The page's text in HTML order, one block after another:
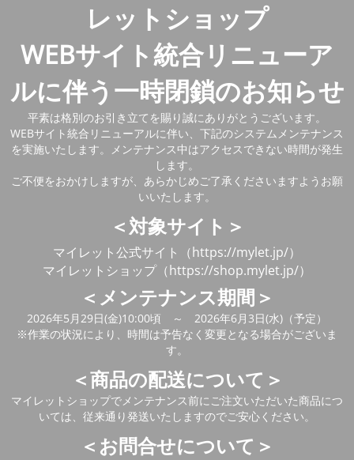
レットショップ
WEBサイト統合リニューア
ルに伴う一時閉鎖のお知らせ
平素は格別のお引き立てを賜り誠にありがとうございます。
WEBサイト統合リニューアルに伴い、下記のシステムメンテナンス
を実施いたします。メンテナンス中はアクセスできない時間が発生
します。
ご不便をおかけしますが、あらかじめご了承くださいますようお願
いいたします。
＜対象サイト＞
マイレット公式サイト（https://mylet.jp/）
マイレットショップ（https://shop.mylet.jp/）
＜メンテナンス期間＞
2026年5月29日(金)10:00頃 ～ 2026年6月3日(水)（予定）
※作業の状況により、時間は予告なく変更となる場合がございま
す。
＜商品の配送について＞
マイレットショップでメンテナンス前にご注文いただいた商品につ
いては、従来通り発送いたしますのでご安心ください。
＜お問合せについて＞